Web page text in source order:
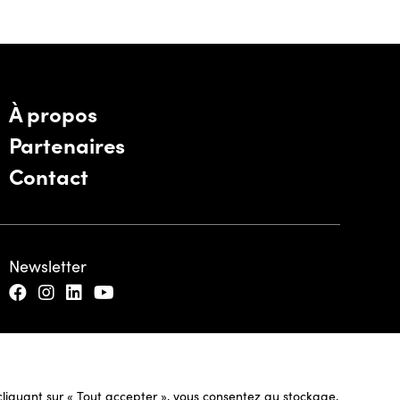
sur « Tout accepter », vous consentez au stockage,
À propos
Partenaires
Contact
Newsletter